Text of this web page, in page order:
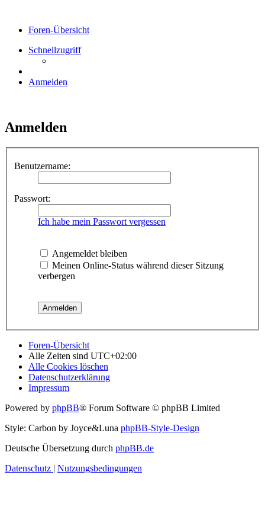
Foren-Übersicht
Schnellzugriff
Anmelden
Anmelden
Benutzername:
Passwort:
Ich habe mein Passwort vergessen
Angemeldet bleiben
Meinen Online-Status während dieser Sitzung
verbergen
Foren-Übersicht
Alle Zeiten sind UTC+02:00
Alle Cookies löschen
Datenschutzerklärung
Impressum
Powered by phpBB® Forum Software © phpBB Limited
Style: Carbon by Joyce&Luna phpBB-Style-Design
Deutsche Übersetzung durch phpBB.de
Datenschutz | Nutzungsbedingungen